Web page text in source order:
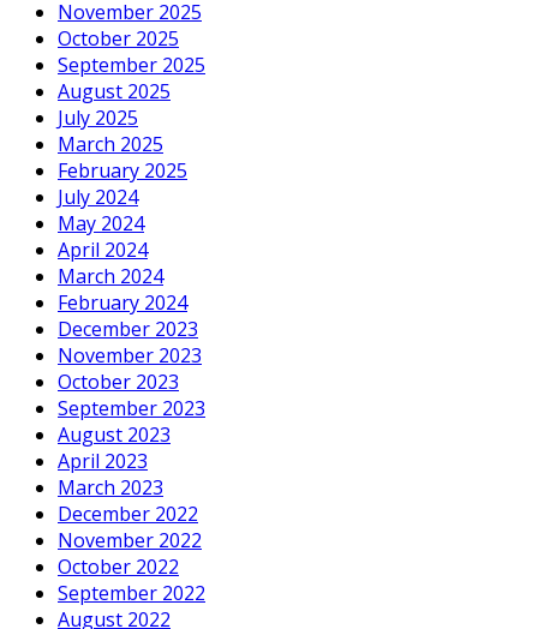
November 2025
October 2025
September 2025
August 2025
July 2025
March 2025
February 2025
July 2024
May 2024
April 2024
March 2024
February 2024
December 2023
November 2023
October 2023
September 2023
August 2023
April 2023
March 2023
December 2022
November 2022
October 2022
September 2022
August 2022